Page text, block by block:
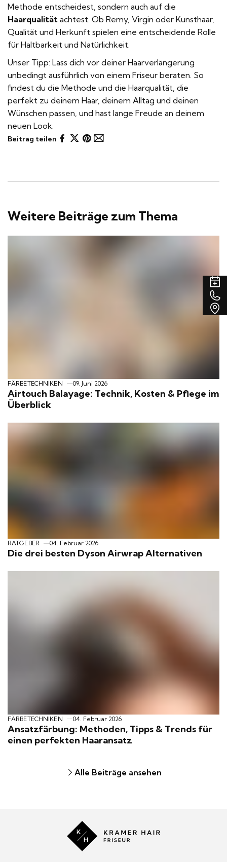
Methode entscheidest, sondern auch auf die
Haarqualität achtest. Ob Remy, Virgin oder Kunsthaar,
Qualität und Herkunft spielen eine entscheidende Rolle
für Haltbarkeit und Natürlichkeit.
Unser Tipp: Lass dich vor deiner Haarverlängerung
unbedingt ausführlich von einem Friseur beraten. So
findest du die Methode und die Haarqualität, die
perfekt zu deinem Haar, deinem Alltag und deinen
Wünschen passen, und hast lange Freude an deinem
neuen Look.
Beitrag teilenAufAufAuf
Per
Weitere Beiträge zum Thema
FÄRBETECHNIKEN 09. Juni 2026
Airtouch Balayage: Technik, Kosten & Pflege im
Überblick
drei
RATGEBER 04. Februar 2026
Die drei besten Dyson Airwrap Alternativen
FÄRBETECHNIKEN 04. Februar 2026
Ansatzfärbung: Methoden, Tipps & Trends für
einen perfekten Haaransatz
Alle Beiträge ansehen
Kramer
Hair